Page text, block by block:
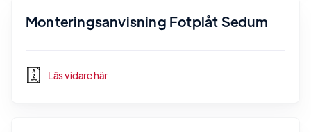
Monteringsanvisning Fotplåt Sedum
Läs vidare här